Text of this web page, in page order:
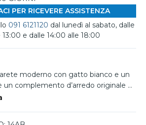
PER RICEVERE ASSISTENZA
091 6121120 dal lunedì al sabato, dalle
13:00 e dalle 14:00 alle 18:00
moderno con gatto bianco e un
un complemento d’arredo originale e
chi ama i dettagli unici. Realizzato in
ne esalta la qualità e la delicatezza